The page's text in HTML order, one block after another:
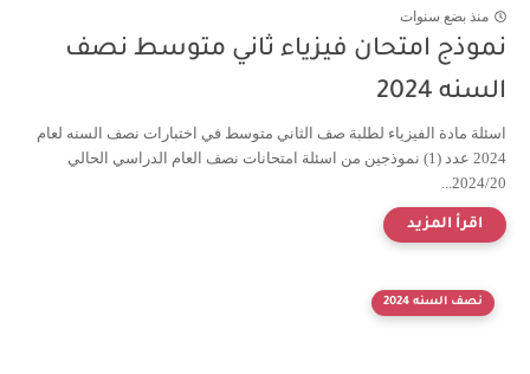
منذ بضع سنوات
نموذج امتحان فيزياء ثاني متوسط نصف
السنه 2024
اسئلة مادة الفيزياء لطلبة صف الثاني متوسط في اختبارات نصف السنه لعام
2024 عدد (1) نموذجين من اسئلة امتحانات نصف العام الدراسي الحالي
2024/20...
نصف السنه 2024